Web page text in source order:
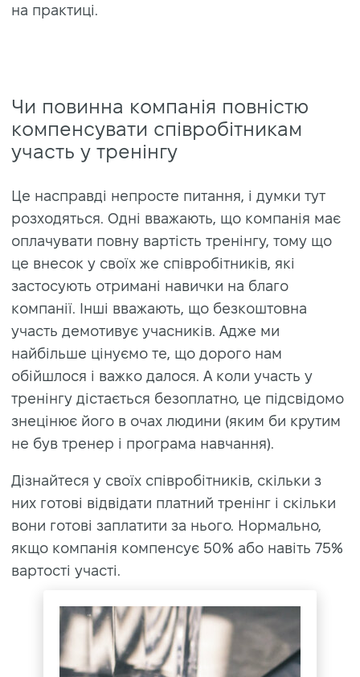
на практиці.
Чи повинна компанія повністю
компенсувати співробітникам
участь у тренінгу
Це насправді непросте питання, і думки тут
розходяться. Одні вважають, що компанія має
оплачувати повну вартість тренінгу, тому що
це внесок у своїх же співробітників, які
застосують отримані навички на благо
компанії. Інші вважають, що безкоштовна
участь демотивує учасників. Адже ми
найбільше цінуємо те, що дорого нам
обійшлося і важко далося. А коли участь у
тренінгу дістається безоплатно, це підсвідомо
знецінює його в очах людини (яким би крутим
не був тренер і програма навчання).
Дізнайтеся у своїх співробітників, скільки з
них готові відвідати платний тренінг і скільки
вони готові заплатити за нього. Нормально,
якщо компанія компенсує 50% або навіть 75%
вартості участі.